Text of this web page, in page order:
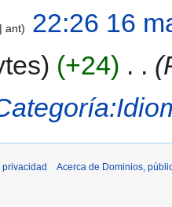
ant
22:26 16
+24
privacidad Acerca de Dominios,